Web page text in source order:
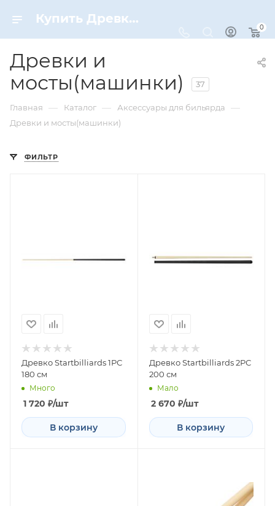
Купить Древки и мосты(машинки) по цене от 443 ₽ рублей в Москве с доставкой
0
Древки и
мосты(машинки)
37
Главная — Каталог — Аксессуары для бильярда —
Древки и мосты(машинки)
ФИЛЬТР
Древко Startbilliards 1РС
180 см
Много
1 720 ₽/шт
В корзину
Древко Startbilliards 2РС
200 см
Мало
2 670 ₽/шт
В корзину